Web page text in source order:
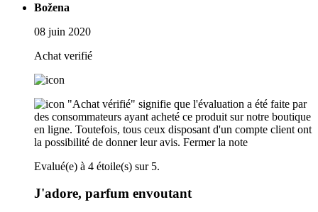
Božena
08 juin 2020
Achat verifié
"Achat vérifié" signifie que l'évaluation a été faite par
des consommateurs ayant acheté ce produit sur notre boutique
en ligne. Toutefois, tous ceux disposant d'un compte client ont
la possibilité de donner leur avis. Fermer la note
Evalué(e) à 4 étoile(s) sur 5.
J'adore, parfum envoutant